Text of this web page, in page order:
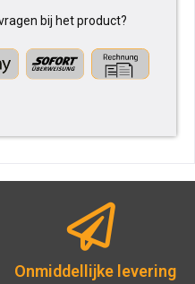
bij het product?
Onmiddellijke levering